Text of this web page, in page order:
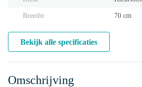
Breedte 70 cm
Bekijk alle specificaties
Omschrijving